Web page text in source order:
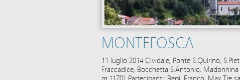
MONTEFOSCA
11 luglio 2014 Cividale, Ponte S.Quirino,
Fraccadice, Bocchetta S.Antonio,